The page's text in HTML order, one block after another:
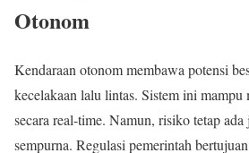
Otonom
Kendaraan otonom membawa potensi
kecelakaan lalu lintas. Sistem ini mampu
secara real-time. Namun, risiko tetap
sempurna. Regulasi pemerintah